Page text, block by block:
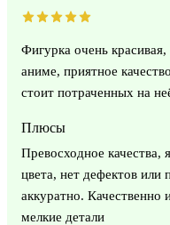
Фигурка очень
аниме, приятное
стоит потраченных на
Плюсы
Превосходное качества,
цвета, нет дефектов или
аккуратно.
мелкие детали